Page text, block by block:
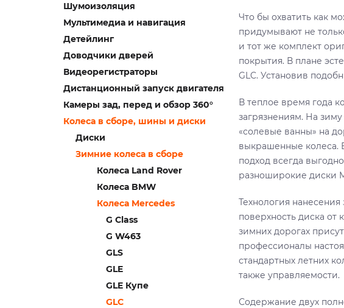
Шумоизоляция
Мультимедиа и навигация
Детейлинг
Доводчики дверей
Видеорегистраторы
Дистанционный запуск двигателя
Камеры зад, перед и обзор 360°
Колеса в сборе, шины и диски
Диски
Зимние колеса в сборе
Колеса Land Rover
Колеса BMW
Колеса Mercedes
G Class
G W463
GLS
GLE
GLE Купе
GLC
Что бы охватить как
придумывают не
и тот же комплект
покрытия. В плане
GLC. Установив
В теплое время года
загрязнениям. На
«солевые ванны» на
выкрашенные колеса.
подход всегда
разноширокие диски
Технология
поверхность диска от
зимних дорогах
профессионалы
стандартных летних
также управляемости.
Содержание двух